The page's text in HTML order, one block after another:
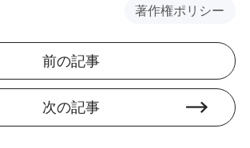
Kylan Hays
著者
ズは、照明業界のサプライヤーの持続
評価することを専門とする記事の著者
著作権ポリシー
前の記事
次の記事